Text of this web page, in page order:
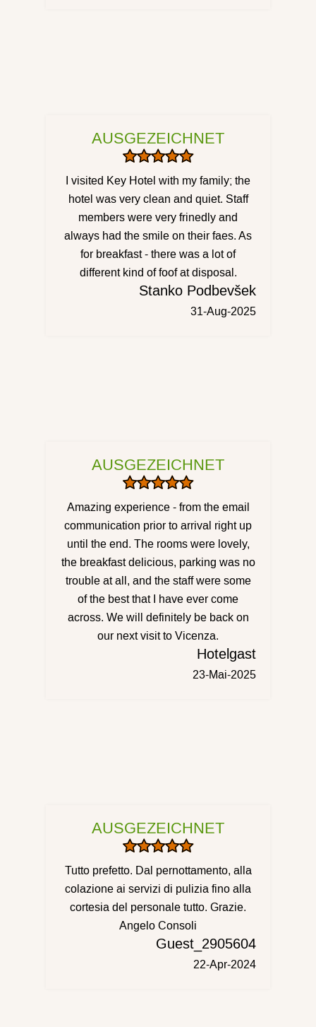
AUSGEZEICHNET
I visited Key Hotel with my family; the
hotel was very clean and quiet. Staff
members were very frinedly and
always had the smile on their faes. As
for breakfast - there was a lot of
different kind of foof at disposal.
Stanko Podbevšek
31-Aug-2025
AUSGEZEICHNET
Amazing experience - from the email
communication prior to arrival right up
until the end. The rooms were lovely,
the breakfast delicious, parking was no
trouble at all, and the staff were some
of the best that I have ever come
across. We will definitely be back on
our next visit to Vicenza.
Hotelgast
23-Mai-2025
AUSGEZEICHNET
Tutto prefetto. Dal pernottamento, alla
colazione ai servizi di pulizia fino alla
cortesia del personale tutto. Grazie.
Angelo Consoli
Guest_2905604
22-Apr-2024